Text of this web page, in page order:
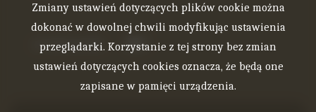
social.media Facebook
Facebook
Zmiany ustawień dotyczących plików cookie można
dokonać w dowolnej chwili modyfikując ustawienia
przeglądarki. Korzystanie z tej strony bez zmian
ustawień dotyczących cookies oznacza, że będą one
zapisane w pamięci urządzenia.